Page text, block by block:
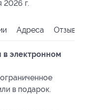
2026 г.
Адреса Отзывы
в электронном
в подарок.